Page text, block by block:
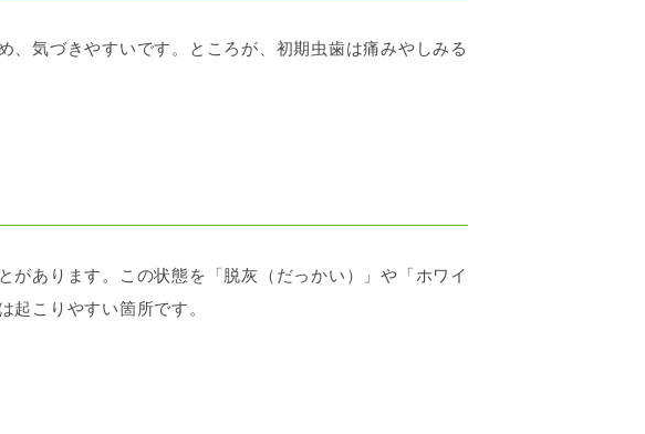
気づきやすいです。ところが、初期虫歯は痛みやしみる
あります。この状態を「脱灰（だっかい）」や「ホワイ
起こりやすい箇所です。